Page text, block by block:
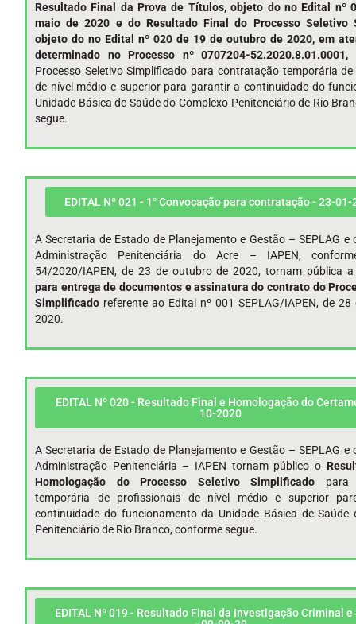
Resultado Final da Prova de Títulos, objeto do no Edital nº
maio de 2020 e do Resultado Final do Processo Seletivo
objeto do no Edital nº 020 de 19 de outubro de 2020, em
determinado no Processo nº 0707204-52.2020.8.01.0001,
Processo Seletivo Simplificado para contratação temporária
de nível médio e superior para garantir a continuidade do
Unidade Básica de Saúde do Complexo Penitenciário de Rio
segue.
EDITAL Nº 021 - 1° Convocação para contratação - 23-01-
A Secretaria de Estado de Planejamento e Gestão – SEPLAG
Administração Penitenciária do Acre – IAPEN,
54/2020/IAPEN, de 23 de outubro de 2020, tornam pública a
para entrega de documentos e assinatura do contrato do
Simplificado referente ao Edital nº 001 SEPLAG/IAPEN, de 28
2020.
EDITAL Nº 020 - Resultado Final e Homologação do
10-2020
A Secretaria de Estado de Planejamento e Gestão – SEPLAG
Administração Penitenciária – IAPEN tornam público o
Homologação do Processo Seletivo Simplificado para
temporária de profissionais de nível médio e superior
continuidade do funcionamento da Unidade Básica de Saúde
Penitenciário de Rio Branco, conforme segue.
EDITAL Nº 019 - Resultado Final da Investigação Criminal e